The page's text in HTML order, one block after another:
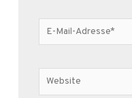
E-
Mail-
Website